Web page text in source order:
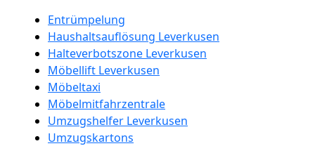
Entrümpelung
Haushaltsauflösung Leverkusen
Halteverbotszone Leverkusen
Möbellift Leverkusen
Möbeltaxi
Möbelmitfahrzentrale
Umzugshelfer Leverkusen
Umzugskartons